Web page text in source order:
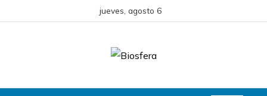
jueves, agosto 6